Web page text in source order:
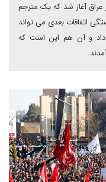
عراق آغاز شد که یک مترجم
اتفاقات بعدی می تواند
و آن هم این است که